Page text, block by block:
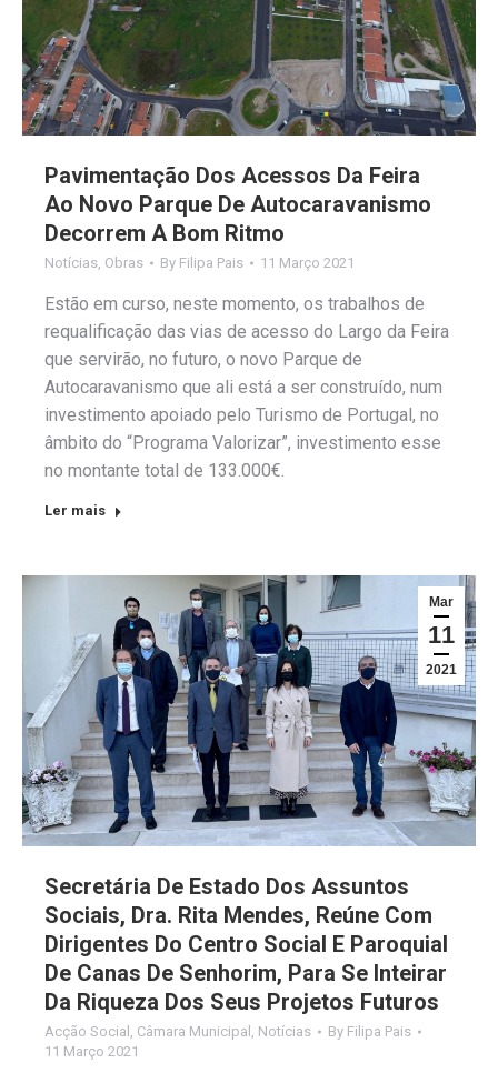
Pavimentação Dos Acessos Da Feira
Ao Novo Parque De Autocaravanismo
Decorrem A Bom Ritmo
Notícias Obras By Filipa Pais 11 Março 2021
Estão em curso, neste momento, os trabalhos de
requalificação das vias de acesso do Largo da Feira
que servirão, no futuro, o novo Parque de
Autocaravanismo que ali está a ser construído, num
investimento apoiado pelo Turismo de Portugal, no
âmbito do “Programa Valorizar”, investimento esse
no montante total de 133.000€.
Ler mais
Mar
11
2021
Secretária De Estado Dos Assuntos
Sociais, Dra. Rita Mendes, Reúne Com
Dirigentes Do Centro Social E Paroquial
De Canas De Senhorim, Para Se Inteirar
Da Riqueza Dos Seus Projetos Futuros
Acção Social , Câmara Municipal , Notícias By Filipa Pais
11 Março 2021